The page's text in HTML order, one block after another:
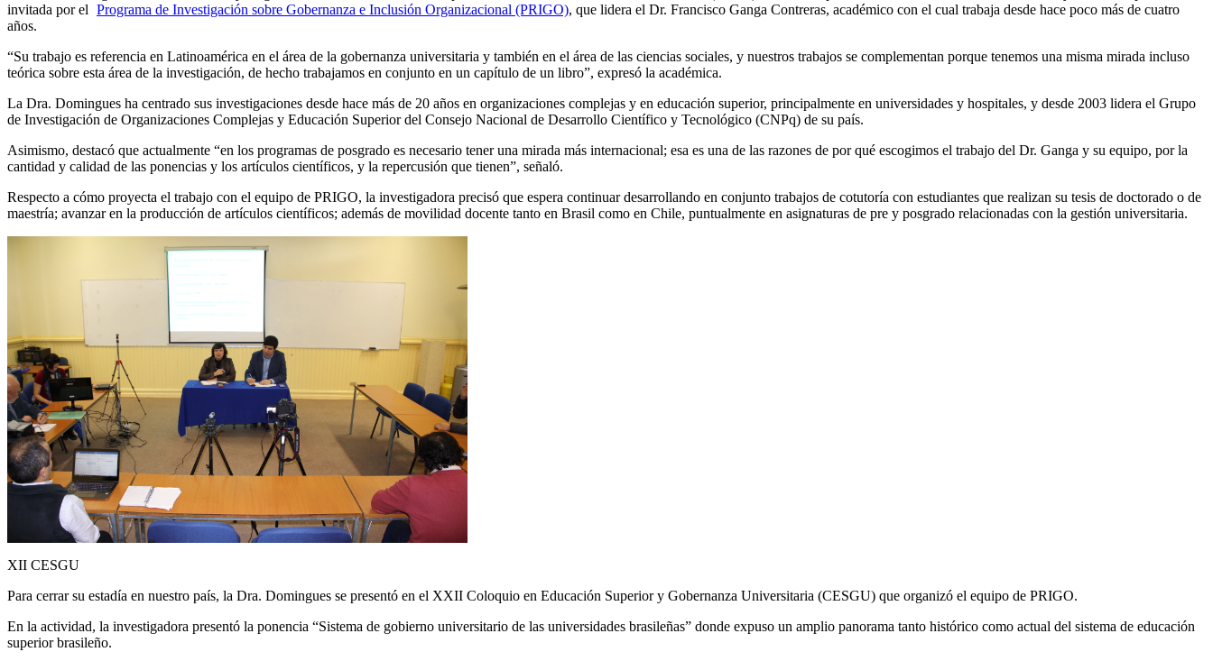
invitada por el Programa de Investigación sobre Gobernanza e Inclusión Organizacional (PRIGO), que lidera el Dr. Francisco Ganga Contreras, académico con el cual trabaja desde hace poco más de cuatro
años.
“Su trabajo es referencia en Latinoamérica en el área de la gobernanza universitaria y también en el área de las ciencias sociales, y nuestros trabajos se complementan porque tenemos una misma mirada incluso
teórica sobre esta área de la investigación, de hecho trabajamos en conjunto en un capítulo de un libro”, expresó la académica.
La Dra. Domingues ha centrado sus investigaciones desde hace más de 20 años en organizaciones complejas y en educación superior, principalmente en universidades y hospitales, y desde 2003 lidera el Grupo
de Investigación de Organizaciones Complejas y Educación Superior del Consejo Nacional de Desarrollo Científico y Tecnológico (CNPq) de su país.
Asimismo, destacó que actualmente “en los programas de posgrado es necesario tener una mirada más internacional; esa es una de las razones de por qué escogimos el trabajo del Dr. Ganga y su equipo, por la
cantidad y calidad de las ponencias y los artículos científicos, y la repercusión que tienen”, señaló.
Respecto a cómo proyecta el trabajo con el equipo de PRIGO, la investigadora precisó que espera continuar desarrollando en conjunto trabajos de cotutoría con estudiantes que realizan su tesis de doctorado o de
maestría; avanzar en la producción de artículos científicos; además de movilidad docente tanto en Brasil como en Chile, puntualmente en asignaturas de pre y posgrado relacionadas con la gestión universitaria.
XII CESGU
Para cerrar su estadía en nuestro país, la Dra. Domingues se presentó en el XXII Coloquio en Educación Superior y Gobernanza Universitaria (CESGU) que organizó el equipo de PRIGO.
En la actividad, la investigadora presentó la ponencia “Sistema de gobierno universitario de las universidades brasileñas” donde expuso un amplio panorama tanto histórico como actual del sistema de educación
superior brasileño.